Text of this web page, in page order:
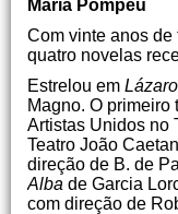
Maria Pompeu
Com vinte anos de
quatro novelas
Estrelou em Lázaro
Magno. O
Artistas Unidos no
Teatro João
direção de B. de
Alba de Garcia
com direção de